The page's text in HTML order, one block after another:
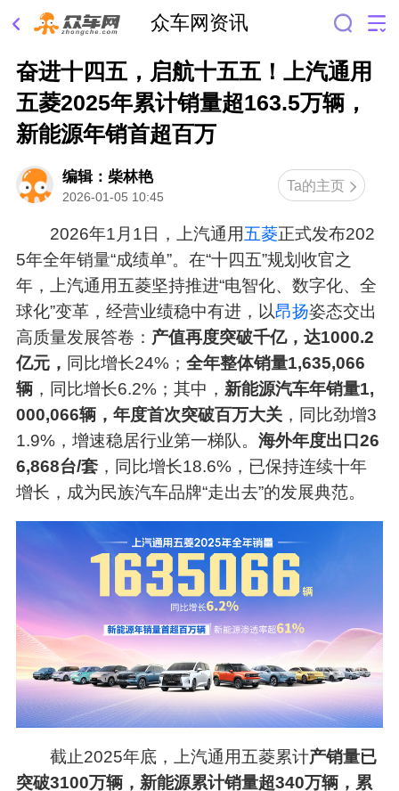
众车网资讯
奋进十四五，启航十五五！上汽通用
五菱2025年累计销量超163.5万辆，
新能源年销首超百万
编辑：柴林艳
2026-01-05 10:45
Ta的主页
2026年1月1日，上汽通用五菱正式发布202
5年全年销量“成绩单”。在“十四五”规划收官之
年，上汽通用五菱坚持推进“电智化、数字化、全
球化”变革，经营业绩稳中有进，以昂扬姿态交出
高质量发展答卷： 产值再度突破千亿，达1000.2
亿元， 同比增长24%； 全年整体销量1,635,066
辆，同比增长6.2%；其中， 新能源汽车年销量1,
000,066辆，年度首次突破百万大关，同比劲增3
1.9%，增速稳居行业第一梯队。 海外年度出口26
6,868台/套，同比增长18.6%，已保持连续十年
增长，成为民族汽车品牌“走出去”的发展典范。
截止2025年底，上汽通用五菱累计产销量已
突破3100万辆，新能源累计销量超340万辆，累